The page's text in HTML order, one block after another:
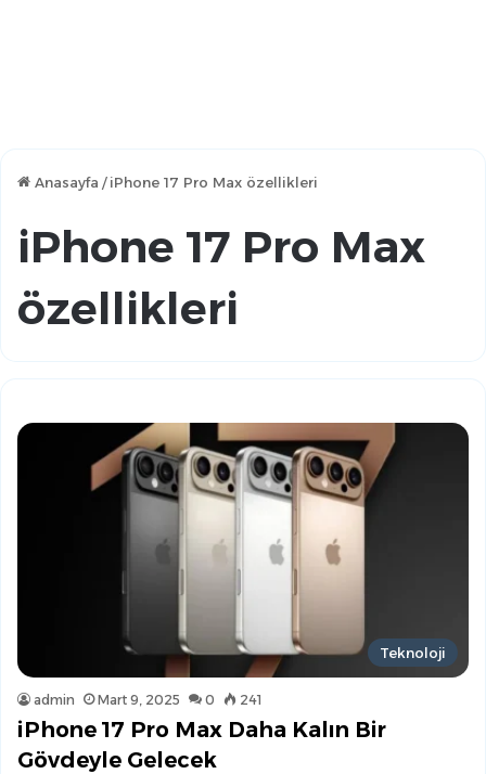
Anasayfa / iPhone 17 Pro Max özellikleri
iPhone 17 Pro Max
özellikleri
Teknoloji
admin Mart 9, 2025 0 241
iPhone 17 Pro Max Daha Kalın Bir
Gövdeyle Gelecek